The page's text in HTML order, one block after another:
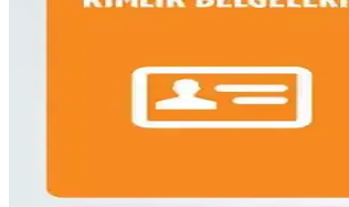
Çoklu Sırt Çantası Koleksiyonu ve
Çeşitli sırt çantalarının kullanım alanları,
16 Litrelik Kanken Sırt Çantasıyla
16 litrelik Kanken sırt çantasıyla 4 gün 4 gece
Fjällräven Kånken 16L ile 15